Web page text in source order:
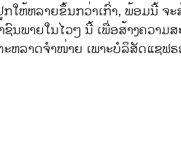
ໃຫ້ຫລາຍຂຶ້ນກວ່າເກົ່າ, ພ້ອມນີ້ ຈະ
ຊົນພາຍໃນໄວໆ ນີ້ ເພື່ອສ້າງຄວາ
ະຫລາດຈໍາໜ່າຍ ເພາະບໍລິສັດແຊ